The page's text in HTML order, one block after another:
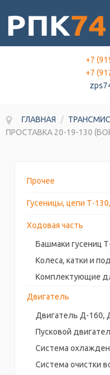
+7
+7
ГЛАВНАЯ /
ПРОСТАВКА 20-19-130
Прочее
Гусеницы, цепи Т-
Ходовая часть
Башмаки гусениц
Колеса, катки и
Комплектующие
Двигатель
Двигатель Д-160,
Пусковой
Система
Система очистки